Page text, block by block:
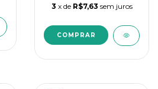
3 x de R$7,63 sem juros